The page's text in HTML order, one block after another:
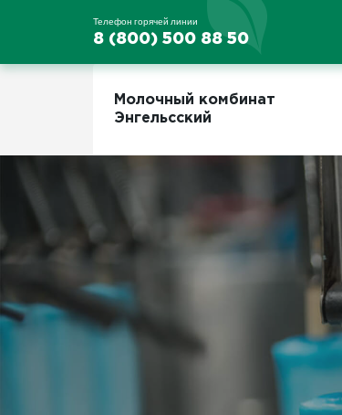
Телефон горячей линии
8 (800) 500 88 50
Молочный комбинат
Энгельсский